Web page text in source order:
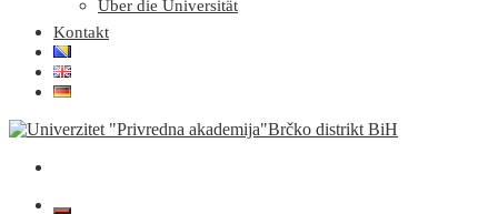
Über die Universität
Kontakt